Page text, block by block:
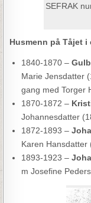
SEFRAK
Husmenn på Tåjet i
1840-1870 –
Marie Jensdatter
gang med Torger
1870-1872 –
Johannesdatter
1872-1893 –
Karen Hansdatter
1893-1923 –
m Josefine